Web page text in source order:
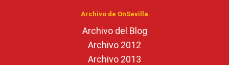
Archivo de OnSevilla
Archivo del Blog
Archivo 2012
Archivo 2013